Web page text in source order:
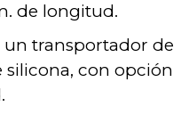
de longitud.
transportador de
con opción